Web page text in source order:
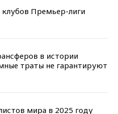
клубов Премьер-лиги
в истории
траты не гарантируют
мира в 2025 году